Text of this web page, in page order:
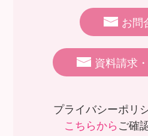
お問
資料請求
プライバシーポリ
こちらからご確